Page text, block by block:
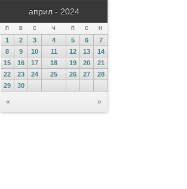
април - 2024
П В С Ч П С Н
« »
1 2 3 4 5 6
7
8
9 10 11 12 13
14
15
16 17 18 19 20
21
22
23 24 25 26 27
28
29
30